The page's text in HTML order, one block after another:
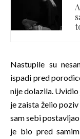
Nastupile su
ispadi pred
nije dolazila.
je zaista želio
sam sebi
je bio pred